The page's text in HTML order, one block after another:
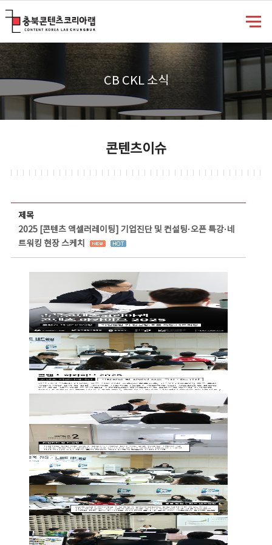
CB CKL 소식
콘텐츠이슈
제목
2025 [콘텐츠 액셀러레이팅] 기업진단 및 컨설팅·오픈 특강·네
트워킹 현장 스케치